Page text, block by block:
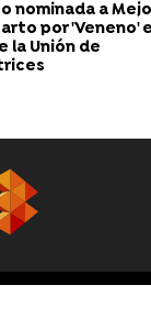
nominada a
por 'Veneno'
la Unión de